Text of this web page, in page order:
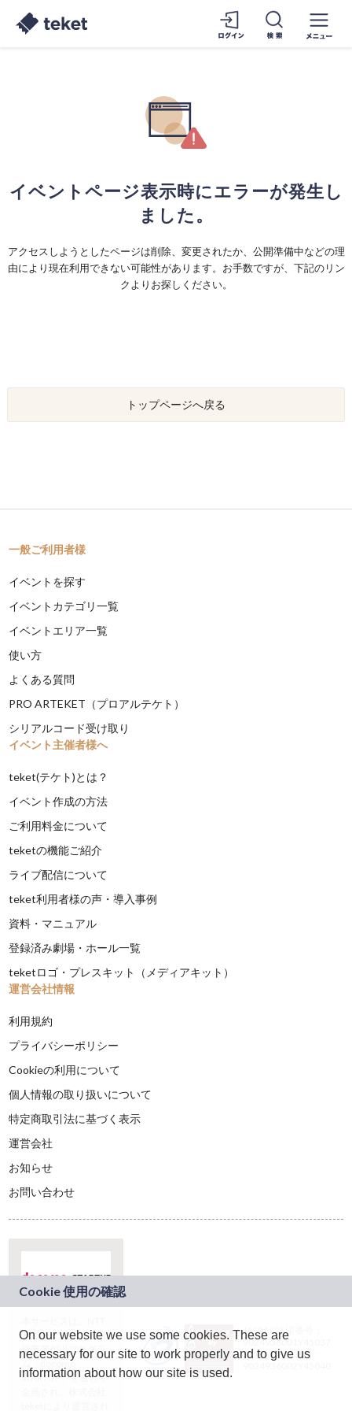
イベントページ表示時にエラーが発生し
ました。
アクセスしようとしたページは削除、変更されたか、公開準備中などの理
由により現在利用できない可能性があります。お手数ですが、下記のリン
クよりお探しください。
トップページへ戻る
一般ご利用者様
イベントを探す
イベントカテゴリ一覧
イベントエリア一覧
使い方
よくある質問
PRO ARTEKET（プロアルテケト）
シリアルコード受け取り
イベント主催者様へ
teket(テケト)とは？
イベント作成の方法
ご利用料金について
teketの機能ご紹介
ライブ配信について
teket利用者様の声・導入事例
資料・マニュアル
登録済み劇場・ホール一覧
teketロゴ・プレスキット（メディアキット）
運営会社情報
利用規約
プライバシーポリシー
Cookieの利用について
個人情報の取り扱いについて
特定商取引法に基づく表示
運営会社
お知らせ
お問い合わせ
ドコモグループの新
規事業創出プログラ
ム「docomo
STARTUP」を通じて
JASRAC許諾番号：
9024936001Y45037
JASRAC許諾番号：
On our website we use some cookies. These are
necessary for our site to work properly and to give us
information about how our site is used.